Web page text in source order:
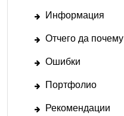
Информация
Отчего да почему
Ошибки
Портфолио
Рекомендации